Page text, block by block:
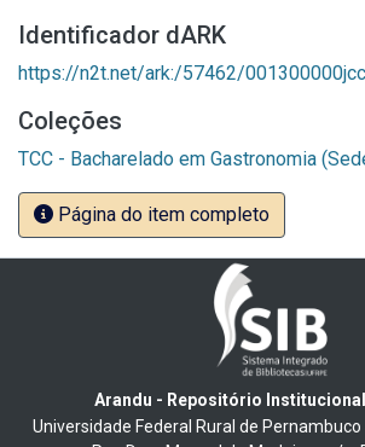
Identificador dARK
https://n2t.net/ark:/57462/
Coleções
TCC - Bacharelado em Gastronomia
Página do item completo
Arandu - Repositório Institucional
Universidade Federal Rural de